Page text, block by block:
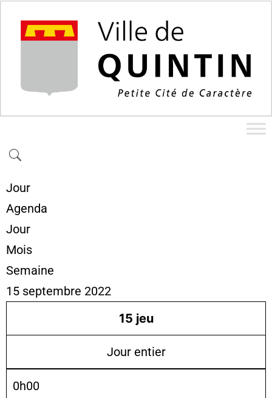
Jour
Agenda
Jour
Mois
Semaine
15 septembre 2022
15 jeu
Jour entier
0h00